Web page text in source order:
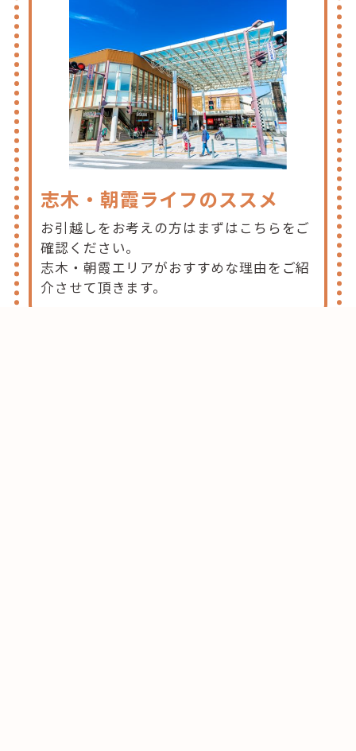
志木・朝霞ライフのススメ
お引越しをお考えの方はまずはこちらをご
確認ください。
志木・朝霞エリアがおすすめな理由をご紹
介させて頂きます。